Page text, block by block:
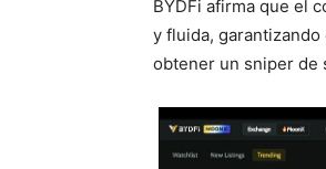
BYDFi afirma que el
y fluida,
obtener un sniper de